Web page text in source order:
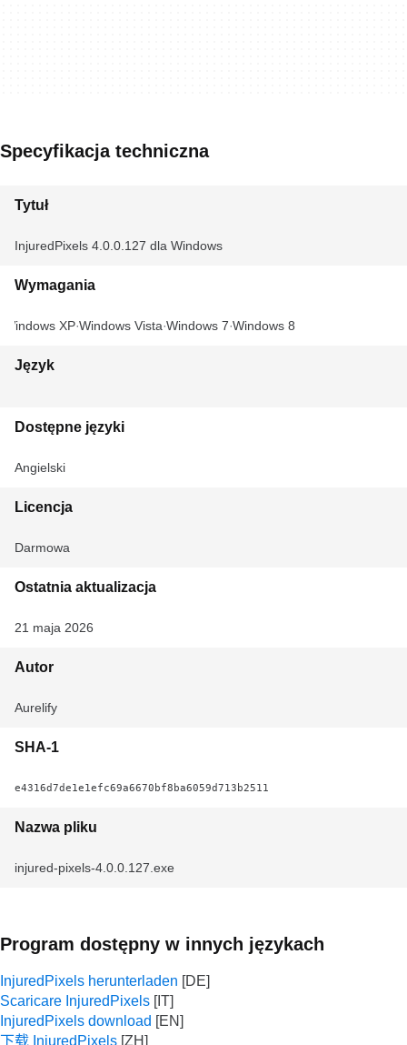
Specyfikacja techniczna
Tytuł
InjuredPixels 4.0.0.127 dla Windows
Wymagania
Windows XP Windows Vista Windows 7 Windows 8
Język
Dostępne języki
Angielski
Licencja
Darmowa
Ostatnia aktualizacja
21 maja 2026
Autor
Aurelify
SHA-1
e4316d7de1e1efc69a6670bf8ba6059d713b2511
Nazwa pliku
injured-pixels-4.0.0.127.exe
Program dostępny w innych językach
InjuredPixels herunterladen
Scaricare InjuredPixels
InjuredPixels download
下载 InjuredPixels